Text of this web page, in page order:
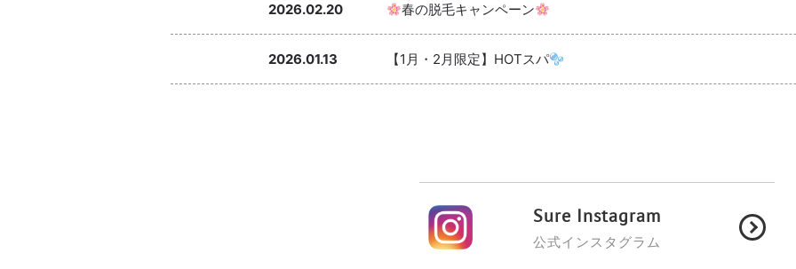
2026.02.20 春の脱毛キャンペーン
2026.01.13 【1月・2月限定】HOTスパ
Sure Instagram
公式インスタグラム